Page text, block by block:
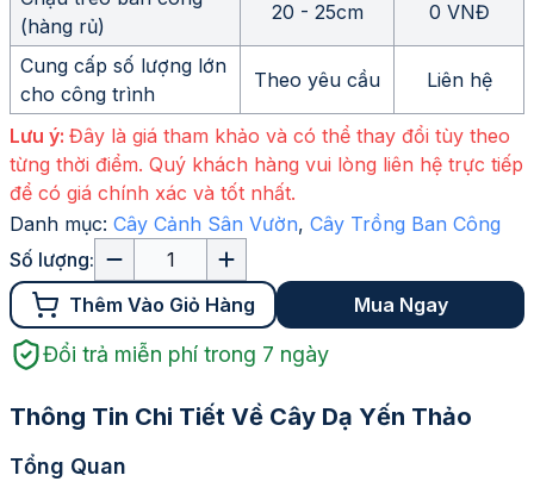
(hàng rủ)
20 - 25cm 0 VNĐ
Cung cấp số lượng lớn
cho công trình
Theo yêu cầu Liên hệ
Lưu ý: Đây là giá tham khảo và có thể thay đổi tùy theo
từng thời điểm. Quý khách hàng vui lòng liên hệ trực tiếp
để có giá chính xác và tốt nhất.
Danh mục: Cây Cảnh Sân Vườn, Cây Trồng Ban Công
Số lượng:
Thêm Vào Giỏ Hàng
Mua Ngay
Đổi trả miễn phí trong 7 ngày
Thông Tin Chi Tiết Về Cây Dạ Yến Thảo
Tổng Quan